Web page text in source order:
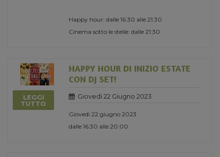
Happy hour: dalle 16:30 alle 21:30
Cinema sotto le stelle: dalle 21:30
LEGGI
TUTTO
HAPPY HOUR DI INIZIO ESTATE
CON DJ SET!
Giovedi 22 Giugno 2023
Giovedì 22 giugno 2023
dalle 16:30 alle 20:00